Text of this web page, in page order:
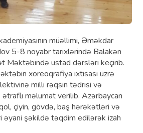
müəllimi, Əməkdar
5-8 noyabr tarixlərində Balakən
Məktəbində ustad dərsləri keçirib.
xoreoqrafiya ixtisası üzrə
milli rəqsin tədrisi və
ətraflı məlumat verilib. Azərbaycan
çiyin, gövdə, baş hərəkətləri və
əyani şəkildə təqdim edilərək izah